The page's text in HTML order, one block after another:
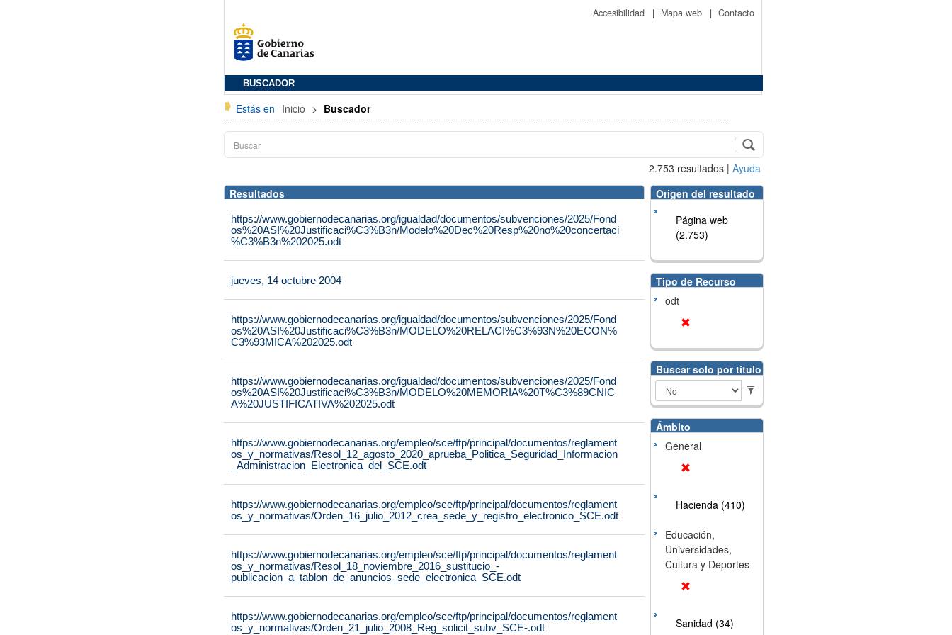
Accesibilidad | Mapa web | Contacto
BUSCADOR
Estás en Inicio > Buscador
2.753 resultados | Ayuda
Resultados
https://www.gobiernodecanarias.org/igualdad/documentos/subvenciones/2025/Fond
os%20ASI%20Justificaci%C3%B3n/Modelo%20Dec%20Resp%20no%20concertaci
%C3%B3n%202025.odt
jueves, 14 octubre 2004
https://www.gobiernodecanarias.org/igualdad/documentos/subvenciones/2025/Fond
os%20ASI%20Justificaci%C3%B3n/MODELO%20RELACI%C3%93N%20ECON%
C3%93MICA%202025.odt
https://www.gobiernodecanarias.org/igualdad/documentos/subvenciones/2025/Fond
os%20ASI%20Justificaci%C3%B3n/MODELO%20MEMORIA%20T%C3%89CNIC
A%20JUSTIFICATIVA%202025.odt
https://www.gobiernodecanarias.org/empleo/sce/ftp/principal/documentos/reglament
os_y_normativas/Resol_12_agosto_2020_aprueba_Politica_Seguridad_Informacion
_Administracion_Electronica_del_SCE.odt
https://www.gobiernodecanarias.org/empleo/sce/ftp/principal/documentos/reglament
os_y_normativas/Orden_16_julio_2012_crea_sede_y_registro_electronico_SCE.odt
https://www.gobiernodecanarias.org/empleo/sce/ftp/principal/documentos/reglament
os_y_normativas/Resol_18_noviembre_2016_sustitucio_-
publicacion_a_tablon_de_anuncios_sede_electronica_SCE.odt
https://www.gobiernodecanarias.org/empleo/sce/ftp/principal/documentos/reglament
os_y_normativas/Orden_21_julio_2008_Reg_solicit_subv_SCE-.odt
Origen del resultado
Página web
(2.753)
Tipo de Recurso
odt
Buscar solo por título
Ámbito
General
Hacienda (410)
Educación,
Universidades,
Cultura y Deportes
Sanidad (34)